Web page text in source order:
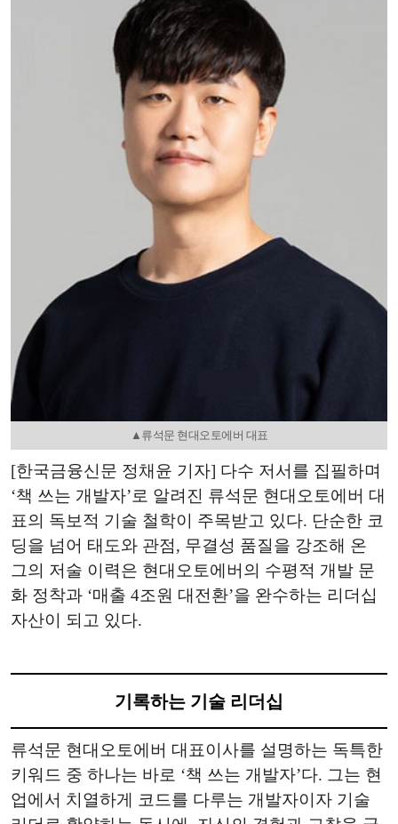
▲류석문 현대오토에버 대표
[한국금융신문 정채윤 기자] 다수 저서를 집필하며
‘책 쓰는 개발자’로 알려진 류석문 현대오토에버 대
표의 독보적 기술 철학이 주목받고 있다. 단순한 코
딩을 넘어 태도와 관점, 무결성 품질을 강조해 온
그의 저술 이력은 현대오토에버의 수평적 개발 문
화 정착과 ‘매출 4조원 대전환’을 완수하는 리더십
자산이 되고 있다.
기록하는 기술 리더십
류석문 현대오토에버 대표이사를 설명하는 독특한
키워드 중 하나는 바로 ‘책 쓰는 개발자’다. 그는 현
업에서 치열하게 코드를 다루는 개발자이자 기술